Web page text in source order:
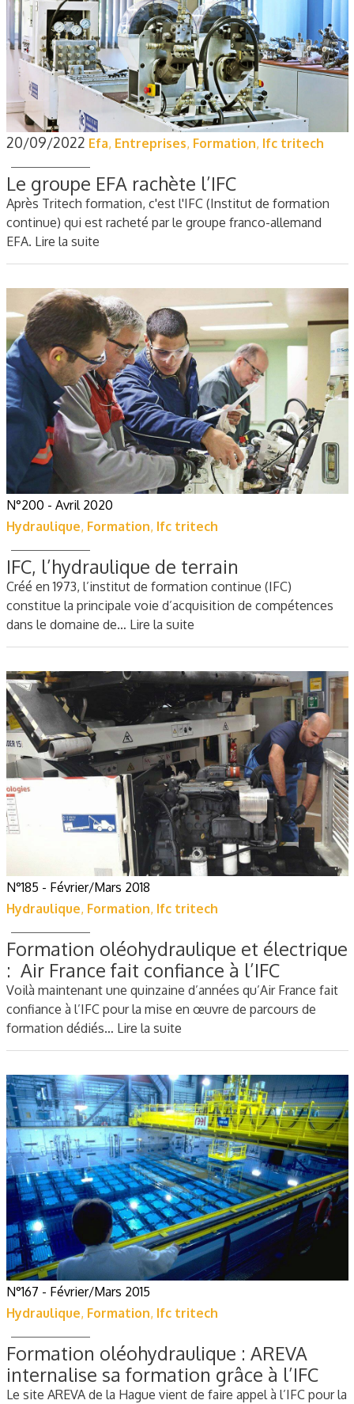
20/09/2022 Efa, Entreprises, Formation, Ifc tritech
Le groupe EFA rachète l’IFC
Après Tritech formation, c'est l'IFC (Institut de formation
continue) qui est racheté par le groupe franco-allemand
EFA. Lire la suite
N°200 - Avril 2020
Hydraulique, Formation, Ifc tritech
IFC, l’hydraulique de terrain
Créé en 1973, l’institut de formation continue (IFC)
constitue la principale voie d’acquisition de compétences
dans le domaine de… Lire la suite
N°185 - Février/Mars 2018
Hydraulique, Formation, Ifc tritech
Formation oléohydraulique et électrique
: ​​​​​​​Air France fait confiance à l’IFC
Voilà maintenant une quinzaine d’années qu’Air France fait
confiance à l’IFC pour la mise en œuvre de parcours de
formation dédiés… Lire la suite
N°167 - Février/Mars 2015
Hydraulique, Formation, Ifc tritech
Formation oléohydraulique : AREVA
internalise sa formation grâce à l’IFC
Le site AREVA de la Hague vient de faire appel à l’IFC pour la